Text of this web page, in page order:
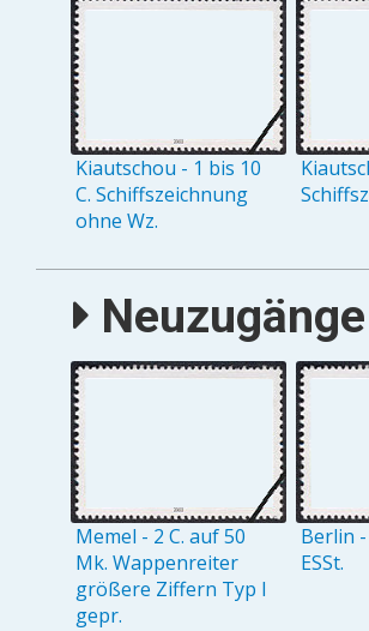
Kiautschou - 1 bis 10
C. Schiffszeichnung
ohne Wz.
Memel - 2 C. auf 50
Mk. Wappenreiter
größere Ziffern Typ I
gepr.
Berlin
ESSt.